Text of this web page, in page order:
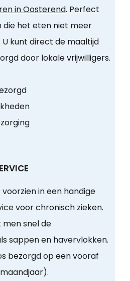
in Oosterend. Perfect
die het eten niet meer
kunt direct de maaltijd
door lokale vrijwilligers.
in een handige
voor chronisch zieken.
snel de
sappen en havervlokken.
bezorgd op een vooraf